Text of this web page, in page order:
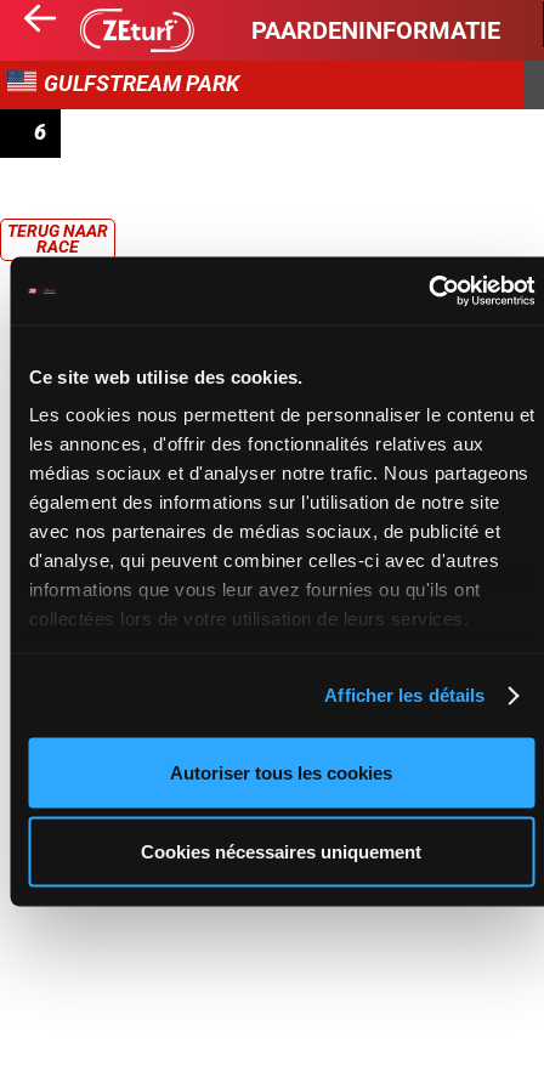
Ce site web utilise des cookies.
Les cookies nous permettent de personnaliser le contenu et
les annonces, d'offrir des fonctionnalités relatives aux
médias sociaux et d'analyser notre trafic. Nous partageons
également des informations sur l'utilisation de notre site
avec nos partenaires de médias sociaux, de publicité et
d'analyse, qui peuvent combiner celles-ci avec d'autres
informations que vous leur avez fournies ou qu'ils ont
collectées lors de votre utilisation de leurs services.
Afficher les détails
Autoriser tous les cookies
Cookies nécessaires uniquement
PAARDENINFORMATIE
GULFSTREAM PARK
6
TERUG NAAR
RACE